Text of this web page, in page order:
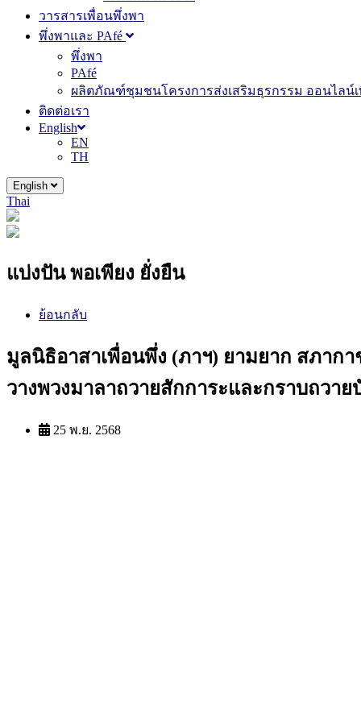
วารสารเพื่อนพึ่งพา
พึ่งพาและ PAfé
พึ่งพา
PAfé
ผลิตภัณฑ์ชุมชนโครงการส่งเสริมธุรกรรม ออนไลน์
ติดต่อเรา
English
EN
TH
English
Thai
แบ่งปัน พอเพียง ยั่งยืน
ย้อนกลับ
มูลนิธิอาสาเพื่อนพึ่ง (ภาฯ) ยามยาก สภากา
วางพวงมาลาถวายสักการะและกราบถวา
25 พ.ย. 2568